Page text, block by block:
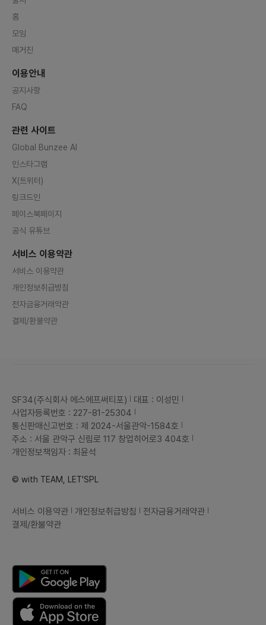
홈
모임
매거진
이용안내
공지사항
FAQ
관련 사이트
Global Bunzee AI
인스타그램
X(트위터)
링크드인
페이스북페이지
공식 유튜브
서비스 이용약관
서비스 이용약관
개인정보취급방침
전자금융거래약관
결제/환불약관
SF34(주식회사 에스에프써티포)
대표 : 이성민
사업자등록번호 : 227-81-25304
통신판매신고번호 : 제 2024-서울관악-1584호
주소 : 서울 관악구 신림로 117 창업히어로3 404호
개인정보책임자 : 최윤석
© with TEAM, LET'SPL
서비스 이용약관 개인정보취급방침
전자금융거래약관
결제/환불약관